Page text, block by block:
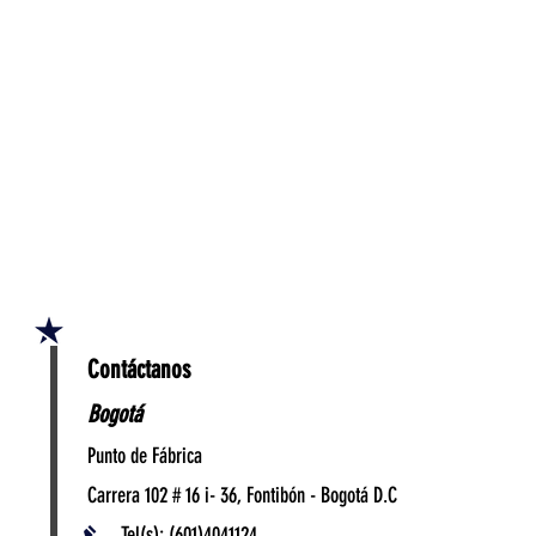
Contáctanos
Bogotá
Punto de Fábrica
Carrera 102 # 16 i- 36, Fontibón - Bogotá D.C